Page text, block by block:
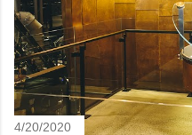
4/20/2020